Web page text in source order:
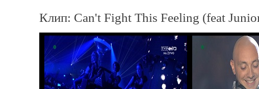
Клип: Can't Fight This Feeling (feat